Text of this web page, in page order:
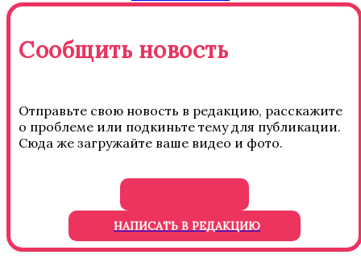
Сообщить новость
Отправьте свою новость в редакцию, расскажите
о проблеме или подкиньте тему для публикации.
Сюда же загружайте ваше видео и фото.
НАПИСАТЬ В РЕДАКЦИЮ